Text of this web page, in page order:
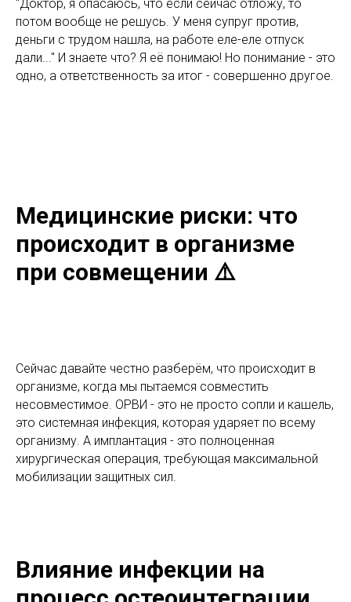
"Доктор, я опасаюсь, что если сейчас отложу, то
потом вообще не решусь. У меня супруг против,
деньги с трудом нашла, на работе еле-еле отпуск
дали..." И знаете что? Я её понимаю! Но понимание - это
одно, а ответственность за итог - совершенно другое.
Медицинские риски: что
происходит в организме
при совмещении ⚠️
Сейчас давайте честно разберём, что происходит в
организме, когда мы пытаемся совместить
несовместимое. ОРВИ - это не просто сопли и кашель,
это системная инфекция, которая ударяет по всему
организму. А имплантация - это полноценная
хирургическая операция, требующая максимальной
мобилизации защитных сил.
Влияние инфекции на